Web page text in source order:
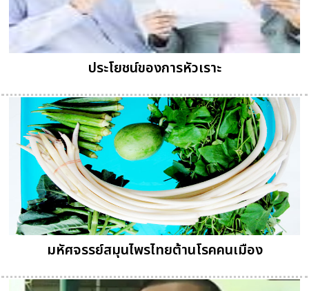
ประโยชน์ของการหัวเราะ
มหัศจรรย์สมุนไพรไทยต้านโรคคนเมือง